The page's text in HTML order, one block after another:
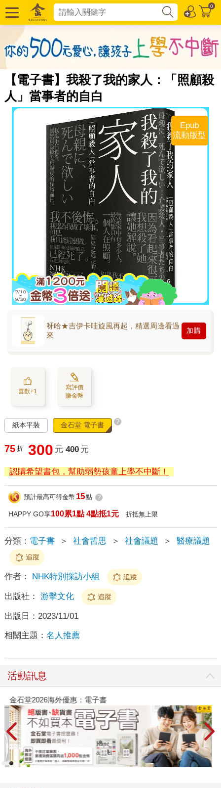
0
【電子書】我殺了我的家人：「照顧殺
人」當事者的自白
Epub
流動版型
呀哈★吉伊卡哇旋風再起，精選周邊看過
來
加購
喜歡+1
寫評價
賺金幣
紙本平裝 金石堂 電子書 ?
75 折 300 元 400 元
認購希望書包，幫助弱勢孩童上學不中斷！
預計最高可得金幣 15點 ?
HAPPY GO享100累1點 4點抵1元 折抵無上限
分類： 電子書 ＞ 社會哲思 ＞ 社會議題 ＞ 醫療議題
追蹤
作者： NHK特別採訪小組 追蹤
出版社： 游擊文化 追蹤
出版日： 2023/11/01
相關主題： 名人推薦
活動訊息
金石堂2026海外優惠：電子書